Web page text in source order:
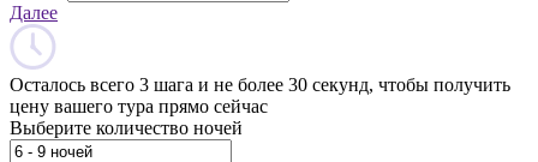
Далее
Осталось всего 3 шага и не более 30 секунд, чтобы получить
цену вашего тура прямо сейчас
Выберите количество ночей